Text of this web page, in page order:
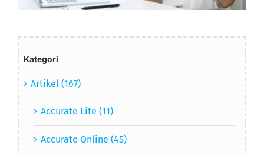
Kategori
Artikel (167)
Accurate Lite (11)
Accurate Online (45)